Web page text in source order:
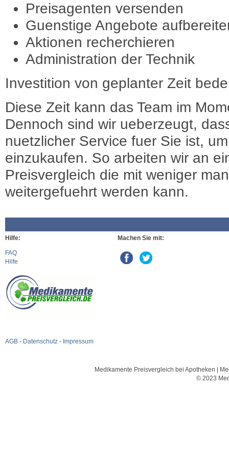
Preisagenten versenden
Guenstige Angebote
Aktionen recherchieren
Administration der Technik
Investition von geplanter Zeit
Diese Zeit kann das Team im
Dennoch sind wir ueberzeugt,
nuetzlicher Service fuer Sie ist,
einzukaufen. So arbeiten wir an
Preisvergleich die mit weniger
weitergefuehrt werden kann.
Hilfe:
FAQ
Hilfe
AGB - Datenschutz - Impressum
Machen Sie mit:
Medikamente Preisvergleich bei Apotheken |
© 2023